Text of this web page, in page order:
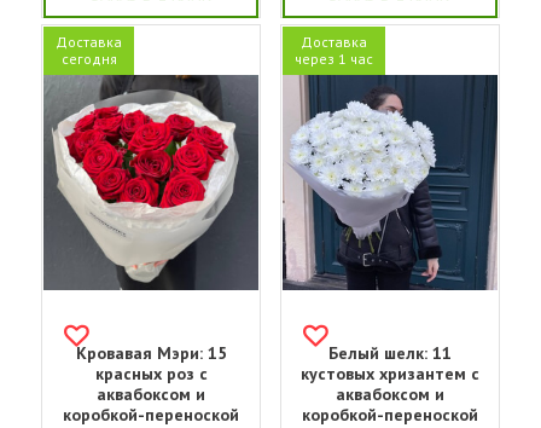
Доставка
сегодня
Кровавая Мэри: 15
красных роз с
аквабоксом и
коробкой-переноской
Доставка
через 1 час
Белый шелк: 11
кустовых хризантем с
аквабоксом и
коробкой-переноской